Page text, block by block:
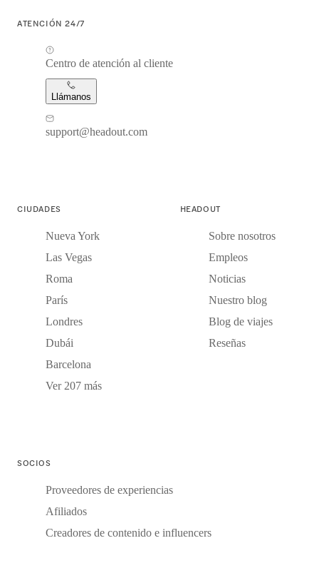
ATENCIÓN 24/7
Centro de atención al cliente
Llámanos
support@headout.com
CIUDADES
Nueva York
Las Vegas
Roma
París
Londres
Dubái
Barcelona
Ver 207 más
HEADOUT
Sobre nosotros
Empleos
Noticias
Nuestro blog
Blog de viajes
Reseñas
SOCIOS
Proveedores de experiencias
Afiliados
Creadores de contenido e influencers